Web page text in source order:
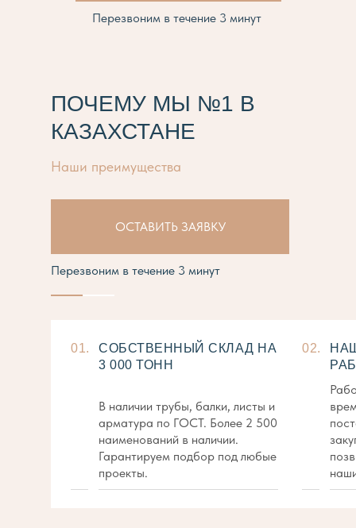
Перезвоним в течение 3 минут
ПОЧЕМУ МЫ №1 В
КАЗАХСТАНЕ
Наши преимущества
Перезвоним в течение 3 минут
ОСТАВИТЬ ЗАЯВКУ
02.
СОБСТВЕННЫЙ СКЛАД НА
3 000 ТОНН
01.
В наличии трубы, балки, листы и
арматура по ГОСТ. Более 2 500
наименований в наличии.
Гарантируем подбор под любые
проекты.